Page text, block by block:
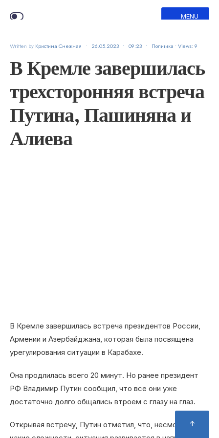
MENU
Written by Кристина Снежная • 26.05.2023 • 09:23 • Политика • Views: 9
В Кремле завершилась
трехсторонняя встреча
Путина, Пашиняна и
Алиева
В Кремле завершилась встреча президентов России,
Армении и Азербайджана, которая была посвящена
урегулирования ситуации в Карабахе.
Она продлилась всего 20 минут. Но ранее президент
РФ Владимир Путин сообщил, что все они уже
достаточно долго общались втроем с глазу на глаз.
Открывая встречу, Путин отметил, что, несмотря ни на
↑